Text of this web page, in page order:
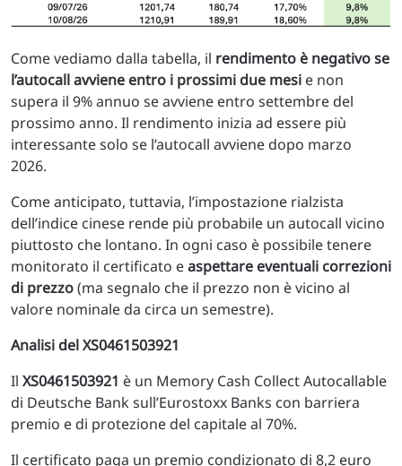
Come vediamo dalla tabella, il rendimento è negativo se
l’autocall avviene entro i prossimi due mesi e non
supera il 9% annuo se avviene entro settembre del
prossimo anno. Il rendimento inizia ad essere più
interessante solo se l’autocall avviene dopo marzo
2026.
Come anticipato, tuttavia, l’impostazione rialzista
dell’indice cinese rende più probabile un autocall vicino
piuttosto che lontano. In ogni caso è possibile tenere
monitorato il certificato easpettare eventuali correzioni
di prezzo(ma segnalo che il prezzo non è vicino al
valore nominale da circa un semestre).
Analisi del XS0461503921
Il XS0461503921 è un Memory Cash Collect Autocallable
di Deutsche Bank sull’Eurostoxx Banks con barriera
premio e di protezione del capitale al 70%.
Il certificato paga un premio condizionato di 8,2 euro